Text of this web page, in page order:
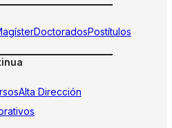
DoctoradosPostítulos
Alta Dirección